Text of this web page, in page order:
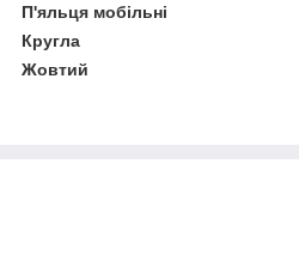
П'яльця мобільні
Кругла
Жовтий